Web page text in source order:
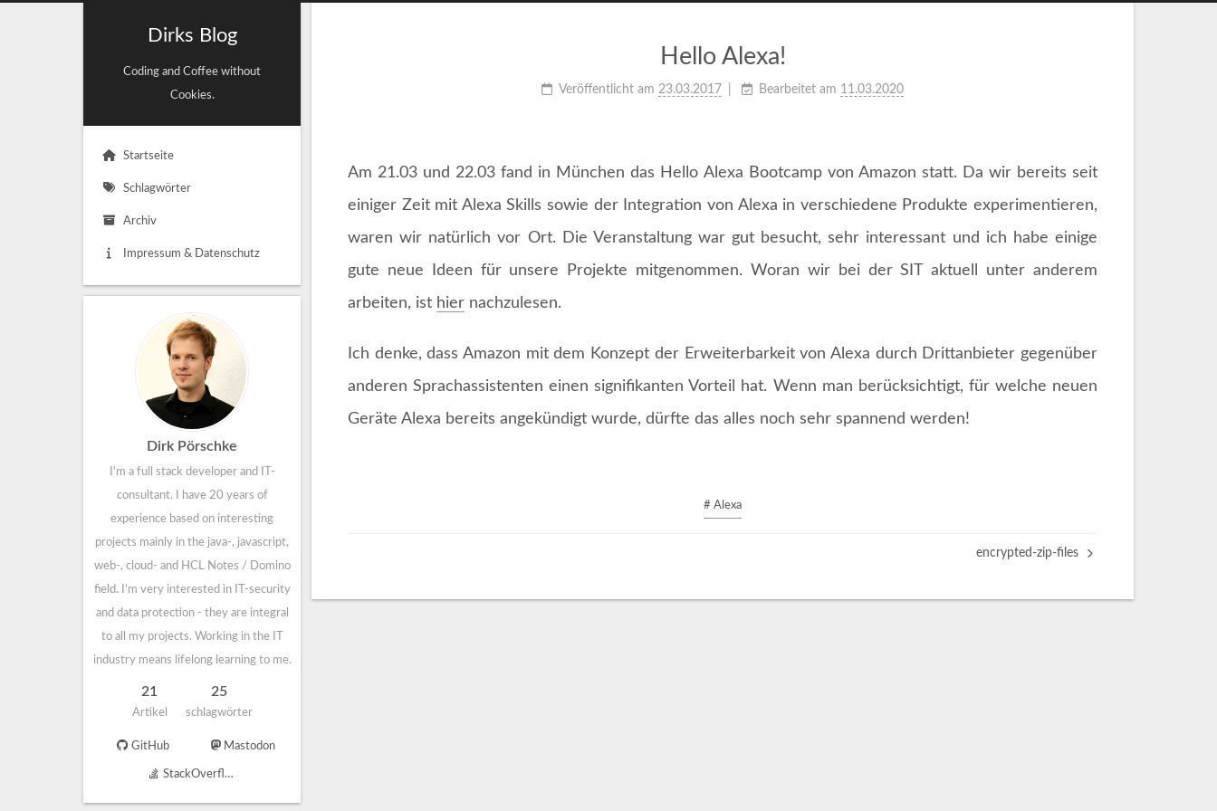
Dirks Blog
Coding and Coffee without
Cookies.
Startseite
Schlagwörter
Archiv
Impressum & Datenschutz
Dirk Pörschke
I'm a full stack developer and IT-
consultant. I have 20 years of
experience based on interesting
projects mainly in the java-, javascript,
web-, cloud- and HCL Notes / Domino
field. I'm very interested in IT-security
and data protection - they are integral
to all my projects. Working in the IT
industry means lifelong learning to me.
21
Artikel
25
schlagwörter
GitHub Mastodon
StackOverflow
Hello Alexa!
Veröffentlicht am 23.03.2017 Bearbeitet am 11.03.2020
Am 21.03 und 22.03 fand in München das Hello Alexa Bootcamp von Amazon statt. Da wir bereits seit
einiger Zeit mit Alexa Skills sowie der Integration von Alexa in verschiedene Produkte experimentieren,
waren wir natürlich vor Ort. Die Veranstaltung war gut besucht, sehr interessant und ich habe einige
gute neue Ideen für unsere Projekte mitgenommen. Woran wir bei der SIT aktuell unter anderem
arbeiten, ist hier nachzulesen.
Ich denke, dass Amazon mit dem Konzept der Erweiterbarkeit von Alexa durch Drittanbieter gegenüber
anderen Sprachassistenten einen signifikanten Vorteil hat. Wenn man berücksichtigt, für welche neuen
Geräte Alexa bereits angekündigt wurde, dürfte das alles noch sehr spannend werden!
# Alexa
encrypted-zip-files